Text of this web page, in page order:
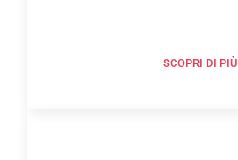
SCOPRI DI PIÙ